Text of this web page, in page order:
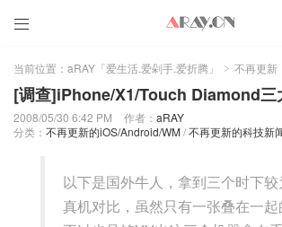

当前位置： aRAY「爱生活.爱剁手.爱折腾」 > 不再更新
[调查]iPhone/X1/Touch Diamond三
2008/05/30 6:42 PM 作者： aRAY
分类： 不再更新的iOS/Android/WM/不再更新的科技新
以下是国外牛人，拿到三个时下
真机对比，虽然只有一张叠在一起